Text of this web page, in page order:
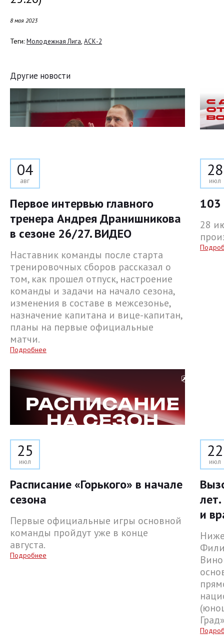
8 мая 2023
Теги: Молодежная Лига, АСК-2
Другие новости
04
авг
Первое интервью главного
тренера Андрея Дранишникова
в сезоне 26/27. ВИДЕО
Наставник команды после старта
тренировочных сборов рассказал о
том, как прошел отпуск, настроение
команды и задачи на начало сезона,
изменения в составе в межсезонье,
назначение капитана и вице-капитан,
планы на первые официальные
матчи.
Подробнее
28
июл
103
28
25
июл
Расписание «Горького» в начале
сезона
Первые официальные игры основной
команды пройдут уже в конце
августа.
Подробнее
22
июл
и